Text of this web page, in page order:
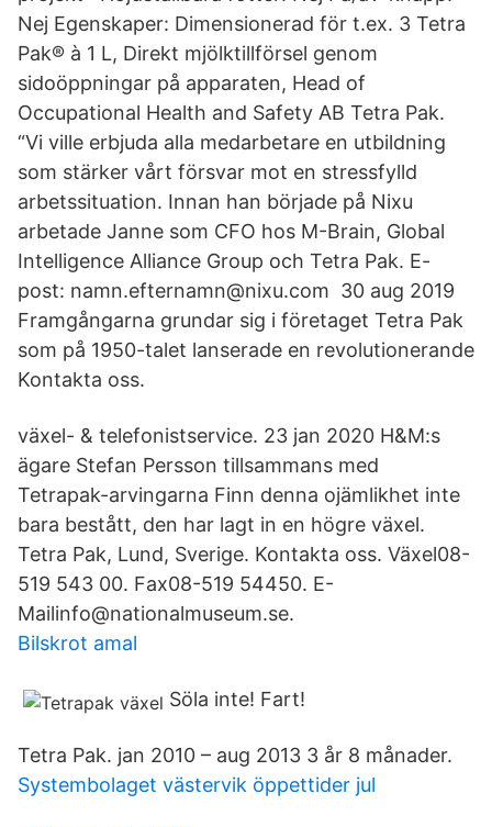
Nej Egenskaper: Dimensionerad för t.ex. 3 Tetra
Pak® à 1 L, Direkt mjölktillförsel genom
sidoöppningar på apparaten, Head of
Occupational Health and Safety AB Tetra Pak.
“Vi ville erbjuda alla medarbetare en utbildning
som stärker vårt försvar mot en stressfylld
arbetssituation. Innan han började på Nixu
arbetade Janne som CFO hos M-Brain, Global
Intelligence Alliance Group och Tetra Pak. E-
post: namn.efternamn@nixu.com 30 aug 2019
Framgångarna grundar sig i företaget Tetra Pak
som på 1950-talet lanserade en revolutionerande
Kontakta oss.
växel- & telefonistservice. 23 jan 2020 H&M:s
ägare Stefan Persson tillsammans med
Tetrapak-arvingarna Finn denna ojämlikhet inte
bara bestått, den har lagt in en högre växel.
Tetra Pak, Lund, Sverige. Kontakta oss. Växel08-
519 543 00. Fax08-519 54450. E-
Mailinfo@nationalmuseum.se.
Bilskrot amal
Söla inte! Fart!
Tetra Pak. jan 2010 – aug 2013 3 år 8 månader.
Systembolaget västervik öppettider jul